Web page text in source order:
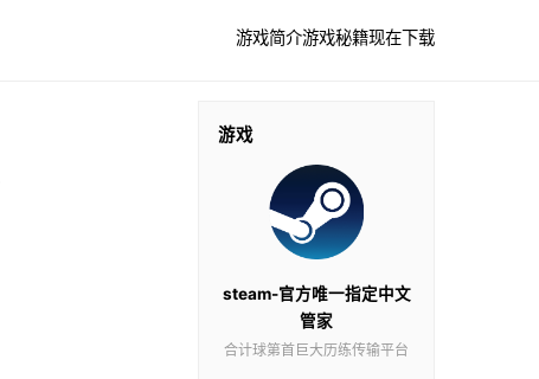
游戏简介游戏秘籍现在下载
游戏
steam-官方唯一指定中文
管家
合计球第首巨大历练传输平台